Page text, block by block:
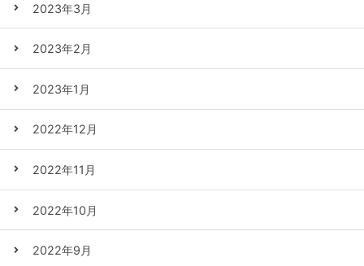
2023年3月
2023年2月
2023年1月
2022年12月
2022年11月
2022年10月
2022年9月